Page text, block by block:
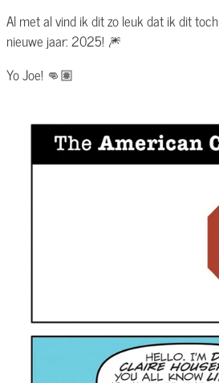
Al met al vind ik dit zo leuk dat ik dit
nieuwe jaar: 2025! 🎆
Yo Joe! 👊🏽